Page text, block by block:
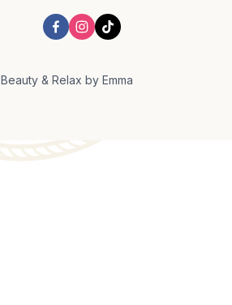
Beauty & Relax by Emma